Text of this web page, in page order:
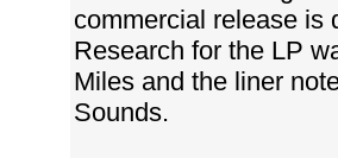
commercial release is
Research for the LP
Miles and the liner
Sounds.